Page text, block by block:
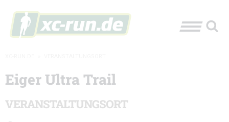
Eiger Ultra Trail
VERANSTALTUNGSORT